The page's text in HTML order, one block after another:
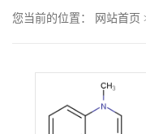
您当前的位置： 网站首页